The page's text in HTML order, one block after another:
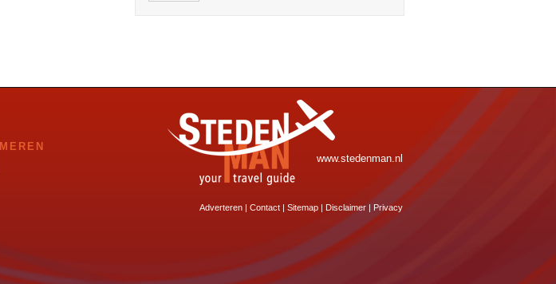
MEREN
Adverteren | Contact | Sitemap | Disclaimer | Privacy
www.stedenman.nl